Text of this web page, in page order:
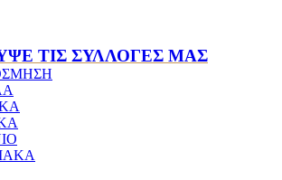
ΤΙΣ ΣΥΛΛΟΓΕΣ ΜΑΣ